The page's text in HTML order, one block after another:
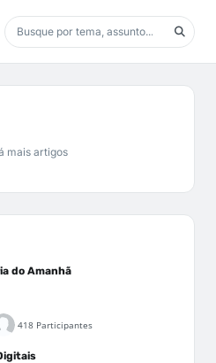
mais artigos
do Amanhã
418 Participantes